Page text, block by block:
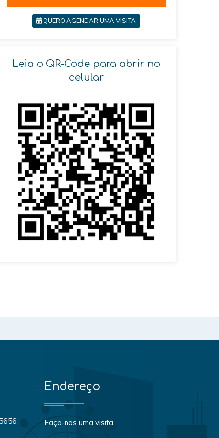
QUERO AGENDAR UMA VISITA
Leia o QR-Code para abrir no
celular
Endereço
Faça-nos uma visita